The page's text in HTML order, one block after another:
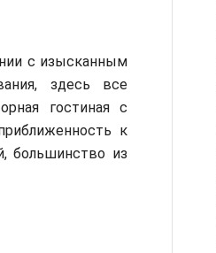
с изысканным
здесь все
гостиная с
к
большинство из